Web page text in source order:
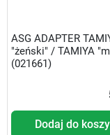
ASG ADAPTER
"żeński" / TAMIYA
(021661)
Dodaj do